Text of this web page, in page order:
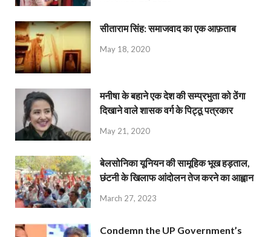
सीताराम सिंह: समाजवाद का एक आफ़ताब
May 18, 2020
मनीषा के बहाने एक देश की सम्प्रभुता को ठेंगा
दिखाने वाले शासक वर्ग के पिट्ठू पत्रकार
May 21, 2020
बेलसोनिका यूनियन की सामूहिक भूख हड़ताल,
छंटनी के खिलाफ आंदोलन तेज करने का आह्वान
March 27, 2023
Condemn the UP Government’s